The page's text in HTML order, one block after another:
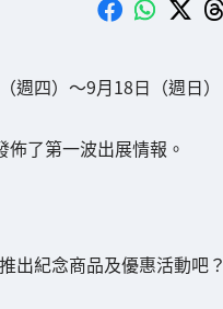
四）～9月18日（週日）
佈了第一波出展情報。
推出紀念商品及優惠活動吧？